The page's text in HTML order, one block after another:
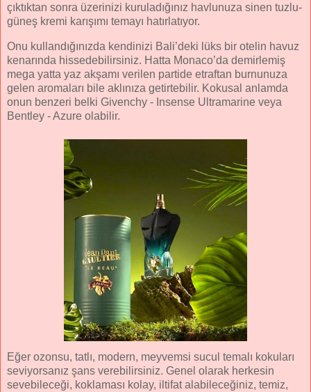
çıktıktan sonra üzerinizi kuruladığınız havlunuza sinen tuzlu-
güneş kremi karışımı temayı hatırlatıyor.
Onu kullandığınızda kendinizi Bali’deki lüks bir otelin havuz
kenarında hissedebilirsiniz. Hatta Monaco’da demirlemiş
mega yatta yaz akşamı verilen partide etraftan burnunuza
gelen aromaları bile aklınıza getirtebilir. Kokusal anlamda
onun benzeri belki Givenchy - Insense Ultramarine veya
Bentley - Azure olabilir.
Eğer ozonsu, tatlı, modern, meyvemsi sucul temalı kokuları
seviyorsanız şans verebilirsiniz. Genel olarak herkesin
sevebileceği, koklaması kolay, iltifat alabileceğiniz, temiz,